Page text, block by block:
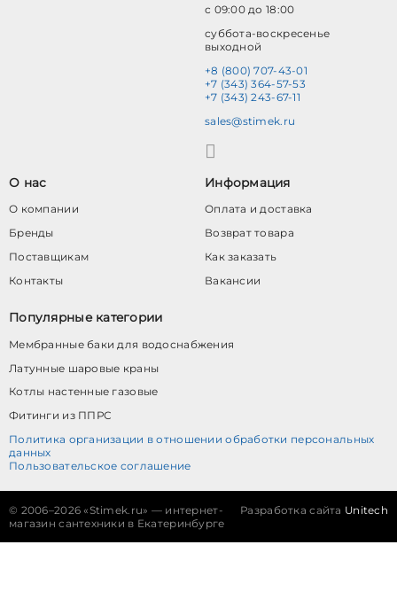
с 09:00 до 18:00
суббота-воскресенье
выходной
+8 (800) 707-43-01
+7 (343) 364-57-53
+7 (343) 243-67-11
sales@stimek.ru
О нас
О компании
Бренды
Поставщикам
Контакты
Информация
Оплата и доставка
Возврат товара
Как заказать
Вакансии
Популярные категории
Мембранные баки для водоснабжения
Латунные шаровые краны
Котлы настенные газовые
Фитинги из ППРС
Политика организации в отношении обработки персональных
данных
Пользовательское соглашение
© 2006–2026 «Stimek.ru» — интернет-
магазин сантехники в Екатеринбурге
Разработка сайта Unitech